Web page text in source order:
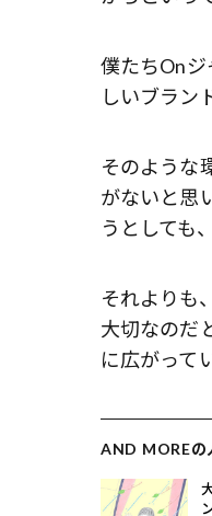
僕たちOnジ
しいブラン
そのような
がないと思
うとしても
それよりも
大切なのだ
に広がって
AND MOREの